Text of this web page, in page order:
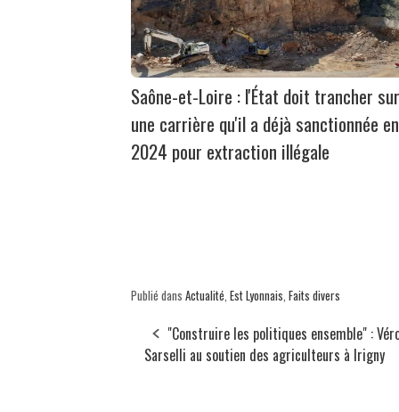
Saône-et-Loire : l'État doit trancher sur
une carrière qu'il a déjà sanctionnée en
2024 pour extraction illégale
Publié dans Actualité, Est Lyonnais, Faits divers
"Construire les politiques ensemble" :
Sarselli au soutien des agriculteurs à Irigny